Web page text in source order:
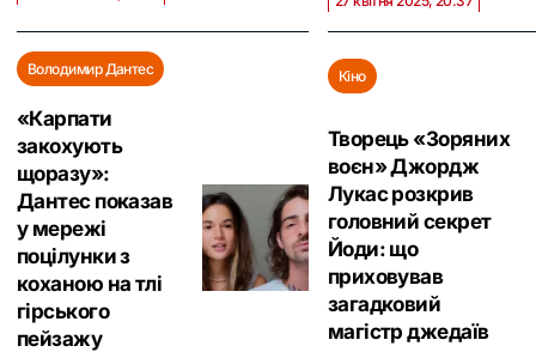
Володимир Дантес
«Карпати
закохують
щоразу»:
Дантес показав
у мережі
поцілунки з
коханою на тлі
гірського
пейзажу
Кіно
Творець «Зоряних
воєн» Джордж
Лукас розкрив
головний секрет
Йоди: що
приховував
загадковий
магістр джедаїв